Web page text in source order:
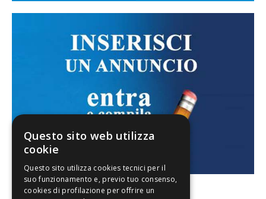
Questo sito web utilizza
cookie